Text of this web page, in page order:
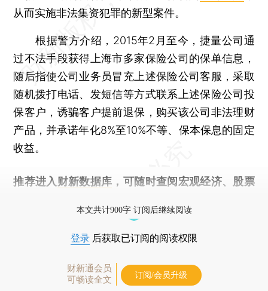
从而实施非法集资犯罪的新型案件。
根据警方介绍，2015年2月至今，捷量公司通
过不法手段获得上海市多家保险公司的保单信息，
随后指使公司业务员冒充上述保险公司客服，采取
随机拨打电话、发短信等方式联系上述保险公司投
保客户，诱骗客户提前退保，购买该公司非法理财
产品，并承诺年化8%至10%不等、保本保息的固定
收益。
推荐进入 财新数据库 ，可随时查阅宏观经济、股票
本文共计900字 订阅后继续阅读
登录 后获取已订阅的阅读权限
财新通会员
可畅读全文
订阅/会员升级